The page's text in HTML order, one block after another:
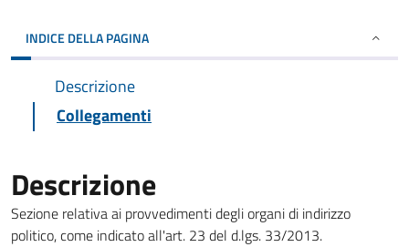
INDICE DELLA PAGINA
Descrizione
Collegamenti
Descrizione
Sezione relativa ai provvedimenti degli organi di indirizzo
politico, come indicato all'art. 23 del d.lgs. 33/2013.